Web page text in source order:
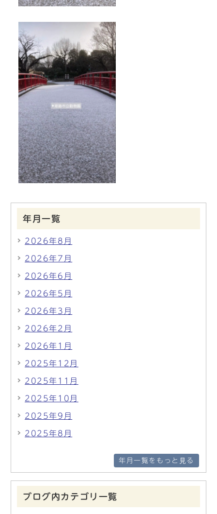
年月一覧
2026年8月
2026年7月
2026年6月
2026年5月
2026年3月
2026年2月
2026年1月
2025年12月
2025年11月
2025年10月
2025年9月
2025年8月
年月一覧をもっと見る
ブログ内カテゴリ一覧